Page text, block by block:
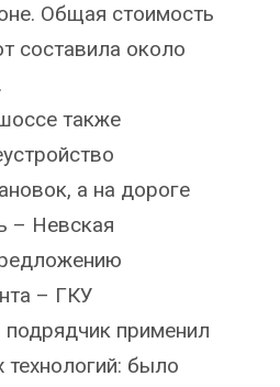
Общая стоимость
составила около
также
а на дороге
– Невская
– ГКУ
применил
было